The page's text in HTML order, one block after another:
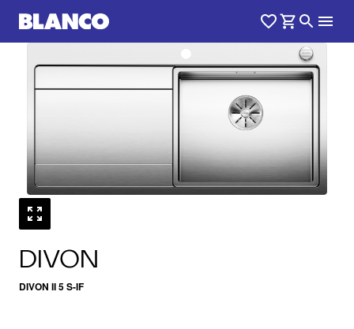
DIVON
DIVON II 5 S-IF
1 /0